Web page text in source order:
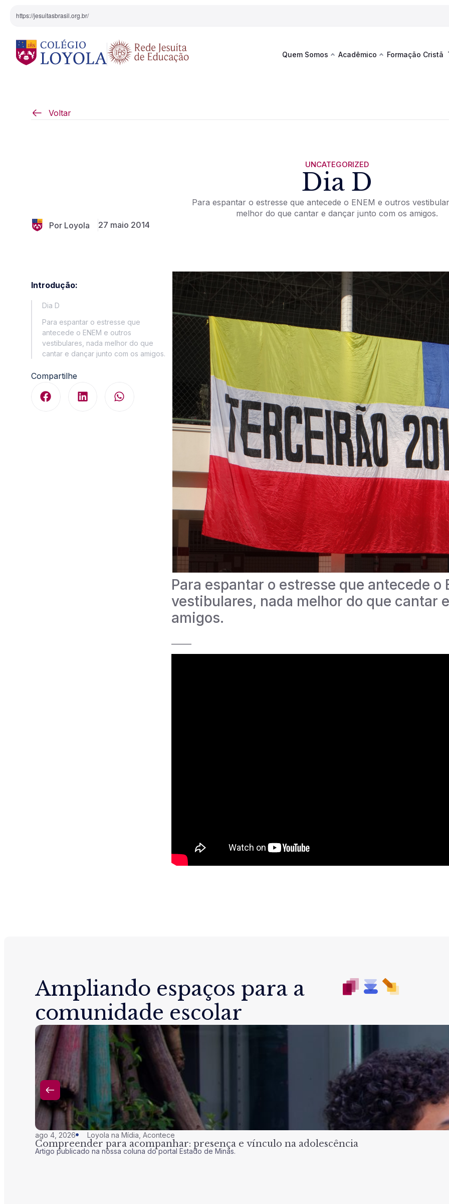
https://jesuitasbrasil.org.br/
Quem Somos
Documentos Institucionais
Ver
Acadêmico Formação Cristã
Voltar
UNCATEGORIZED
Dia D
Para espantar o estresse que antecede o ENEM e outros
melhor do que cantar e dançar junto com os amigos.
Por Loyola
27 maio 2014
Introdução:
Dia D
Para espantar o estresse que
antecede o ENEM e outros
vestibulares, nada melhor do que
cantar e dançar junto com os amigos.
Compartilhe
Para espantar o estresse que antecede o
vestibulares, nada melhor do que cantar
amigos.
Ampliando espaços para a
comunidade escolar
ago 4, 2026 Loyola na Mídia Acontece
Compreender para acompanhar: presença e vínculo na adolescência
Artigo publicado na nossa coluna do portal Estado de Minas.